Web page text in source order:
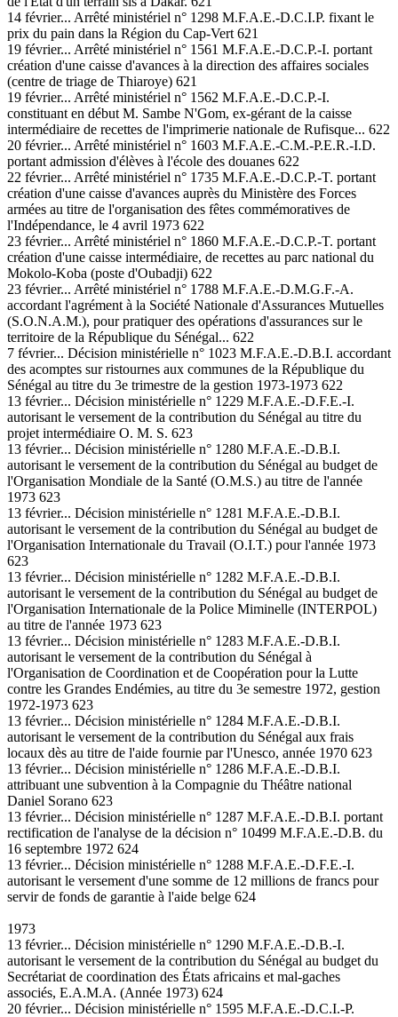
14 février... Arrêté ministériel n° 1298 M.F.A.E.-D.C.I.P. fixant le
prix du pain dans la Région du Cap-Vert 621
19 février... Arrêté ministériel n° 1561 M.F.A.E.-D.C.P.-I. portant
création d'une caisse d'avances à la direction des affaires sociales
(centre de triage de Thiaroye) 621
19 février... Arrêté ministériel n° 1562 M.F.A.E.-D.C.P.-I.
constituant en début M. Sambe N'Gom, ex-gérant de la caisse
intermédiaire de recettes de l'imprimerie nationale de Rufisque... 622
20 février... Arrêté ministériel n° 1603 M.F.A.E.-C.M.-P.E.R.-I.D.
portant admission d'élèves à l'école des douanes 622
22 février... Arrêté ministériel n° 1735 M.F.A.E.-D.C.P.-T. portant
création d'une caisse d'avances auprès du Ministère des Forces
armées au titre de l'organisation des fêtes commémoratives de
l'Indépendance, le 4 avril 1973 622
23 février... Arrêté ministériel n° 1860 M.F.A.E.-D.C.P.-T. portant
création d'une caisse intermédiaire, de recettes au parc national du
Mokolo-Koba (poste d'Oubadji) 622
23 février... Arrêté ministériel n° 1788 M.F.A.E.-D.M.G.F.-A.
accordant l'agrément à la Société Nationale d'Assurances Mutuelles
(S.O.N.A.M.), pour pratiquer des opérations d'assurances sur le
territoire de la République du Sénégal... 622
7 février... Décision ministérielle n° 1023 M.F.A.E.-D.B.I. accordant
des acomptes sur ristournes aux communes de la République du
Sénégal au titre du 3e trimestre de la gestion 1973-1973 622
13 février... Décision ministérielle n° 1229 M.F.A.E.-D.F.E.-I.
autorisant le versement de la contribution du Sénégal au titre du
projet intermédiaire O. M. S. 623
13 février... Décision ministérielle n° 1280 M.F.A.E.-D.B.I.
autorisant le versement de la contribution du Sénégal au budget de
l'Organisation Mondiale de la Santé (O.M.S.) au titre de l'année
1973 623
13 février... Décision ministérielle n° 1281 M.F.A.E.-D.B.I.
autorisant le versement de la contribution du Sénégal au budget de
l'Organisation Internationale du Travail (O.I.T.) pour l'année 1973
623
13 février... Décision ministérielle n° 1282 M.F.A.E.-D.B.I.
autorisant le versement de la contribution du Sénégal au budget de
l'Organisation Internationale de la Police Miminelle (INTERPOL)
au titre de l'année 1973 623
13 février... Décision ministérielle n° 1283 M.F.A.E.-D.B.I.
autorisant le versement de la contribution du Sénégal à
l'Organisation de Coordination et de Coopération pour la Lutte
contre les Grandes Endémies, au titre du 3e semestre 1972, gestion
1972-1973 623
13 février... Décision ministérielle n° 1284 M.F.A.E.-D.B.I.
autorisant le versement de la contribution du Sénégal aux frais
locaux dès au titre de l'aide fournie par l'Unesco, année 1970 623
13 février... Décision ministérielle n° 1286 M.F.A.E.-D.B.I.
attribuant une subvention à la Compagnie du Théâtre national
Daniel Sorano 623
13 février... Décision ministérielle n° 1287 M.F.A.E.-D.B.I. portant
rectification de l'analyse de la décision n° 10499 M.F.A.E.-D.B. du
16 septembre 1972 624
13 février... Décision ministérielle n° 1288 M.F.A.E.-D.F.E.-I.
autorisant le versement d'une somme de 12 millions de francs pour
servir de fonds de garantie à l'aide belge 624
1973
13 février... Décision ministérielle n° 1290 M.F.A.E.-D.B.-I.
autorisant le versement de la contribution du Sénégal au budget du
Secrétariat de coordination des États africains et mal-gaches
associés, E.A.M.A. (Année 1973) 624
20 février... Décision ministérielle n° 1595 M.F.A.E.-D.C.I.-P.